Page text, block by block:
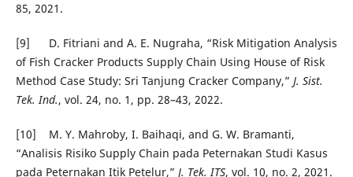
85, 2021.
[9] D. Fitriani and A. E. Nugraha, “Risk Mitigation Analysis
of Fish Cracker Products Supply Chain Using House of Risk
Method Case Study: Sri Tanjung Cracker Company,” J. Sist.
Tek. Ind., vol. 24, no. 1, pp. 28–43, 2022.
[10] M. Y. Mahroby, I. Baihaqi, and G. W. Bramanti,
“Analisis Risiko Supply Chain pada Peternakan Studi Kasus
pada Peternakan Itik Petelur,” J. Tek. ITS, vol. 10, no. 2, 2021.